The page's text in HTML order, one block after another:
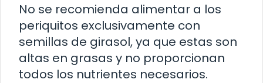
No se recomienda alimentar a los
periquitos exclusivamente con
semillas de girasol, ya que estas son
altas en grasas y no proporcionan
todos los nutrientes necesarios.